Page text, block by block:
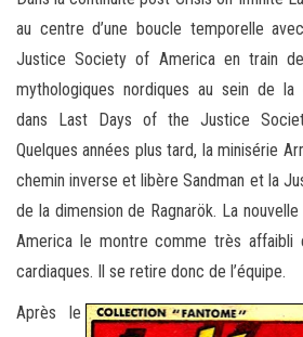
au centre d’une boucle temporelle
Justice Society of America en train
mythologiques nordiques au sein de la
dans Last Days of the Justice
Quelques années plus tard, la minisérie
chemin inverse et libère Sandman et la
de la dimension de Ragnarök. La
America le montre comme très affaibli
cardiaques. Il se retire donc de l’équipe.
Après le